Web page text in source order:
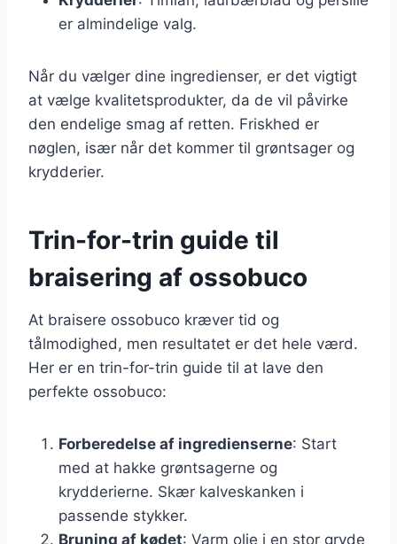
er almindelige valg.
Når du vælger dine ingredienser, er det vigtigt
at vælge kvalitetsprodukter, da de vil påvirke
den endelige smag af retten. Friskhed er
nøglen, især når det kommer til grøntsager og
krydderier.
Trin-for-trin guide til
braisering af ossobuco
At braisere ossobuco kræver tid og
tålmodighed, men resultatet er det hele værd.
Her er en trin-for-trin guide til at lave den
perfekte ossobuco:
Forberedelse af ingredienserne: Start
med at hakke grøntsagerne og
krydderierne. Skær kalveskanken i
passende stykker.
Bruning af kødet: Varm olie i en stor gryde